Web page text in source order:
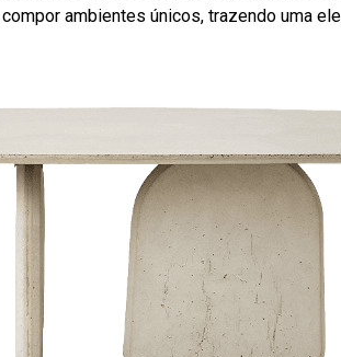
ambientes únicos, trazendo uma